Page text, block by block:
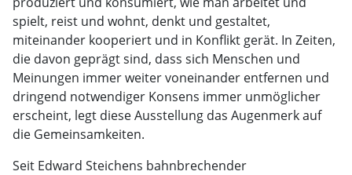
spielt, reist und wohnt, denkt und gestaltet,
miteinander kooperiert und in Konflikt gerät. In Zeiten,
die davon geprägt sind, dass sich Menschen und
Meinungen immer weiter voneinander entfernen und
dringend notwendiger Konsens immer unmöglicher
erscheint, legt diese Ausstellung das Augenmerk auf
die Gemeinsamkeiten.
Seit Edward Steichens bahnbrechender